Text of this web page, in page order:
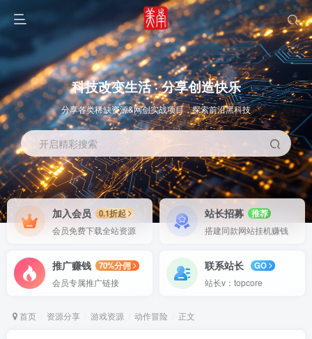
OS教程 SOFT教程
科技改变生活 · 分享创造快乐
分享各类稀缺资源&网创实战项目，探索前沿黑科技
开启精彩搜索
加入会员
0.1折起
会员免费下载全站资源
站长招募
推荐
搭建同款网站挂机赚钱
推广赚钱
70%分佣
会员专属推广链接
联系站长
GO
站长v：topcore
首页 资源分享 游戏资源 动作冒险 正文